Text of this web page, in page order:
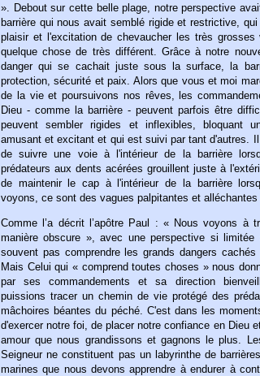
». Debout sur cette belle plage, notre perspective
barrière qui nous avait semblé rigide et restrictive,
plaisir et l'excitation de chevaucher les très grosses
quelque chose de très différent. Grâce à notre
danger qui se cachait juste sous la surface, la
protection, sécurité et paix. Alors que vous et moi
de la vie et poursuivons nos rêves, les
Dieu - comme la barrière - peuvent parfois être
peuvent sembler rigides et inflexibles, bloquant
amusant et excitant et qui est suivi par tant d'autres.
de suivre une voie à l'intérieur de la barrière
prédateurs aux dents acérées grouillent juste à
de maintenir le cap à l'intérieur de la barrière
voyons, ce sont des vagues palpitantes et alléchantes
Comme l’a décrit l’apôtre Paul : « Nous voyons à
manière obscure », avec une perspective si limitée
souvent pas comprendre les grands dangers
Mais Celui qui « comprend toutes choses » nous
par ses commandements et sa direction
puissions tracer un chemin de vie protégé des
mâchoires béantes du péché. C'est dans les
d'exercer notre foi, de placer notre confiance en Dieu
amour que nous grandissons et gagnons le plus.
Seigneur ne constituent pas un labyrinthe de
marines que nous devons apprendre à endurer à